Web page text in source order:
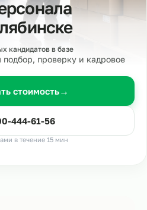
кандидатов в базе
проверку и кадровое
стоимость→
444-61-56
в течение 15 мин